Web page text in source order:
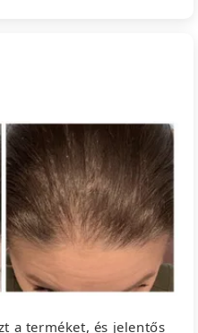
a terméket, és jelentős